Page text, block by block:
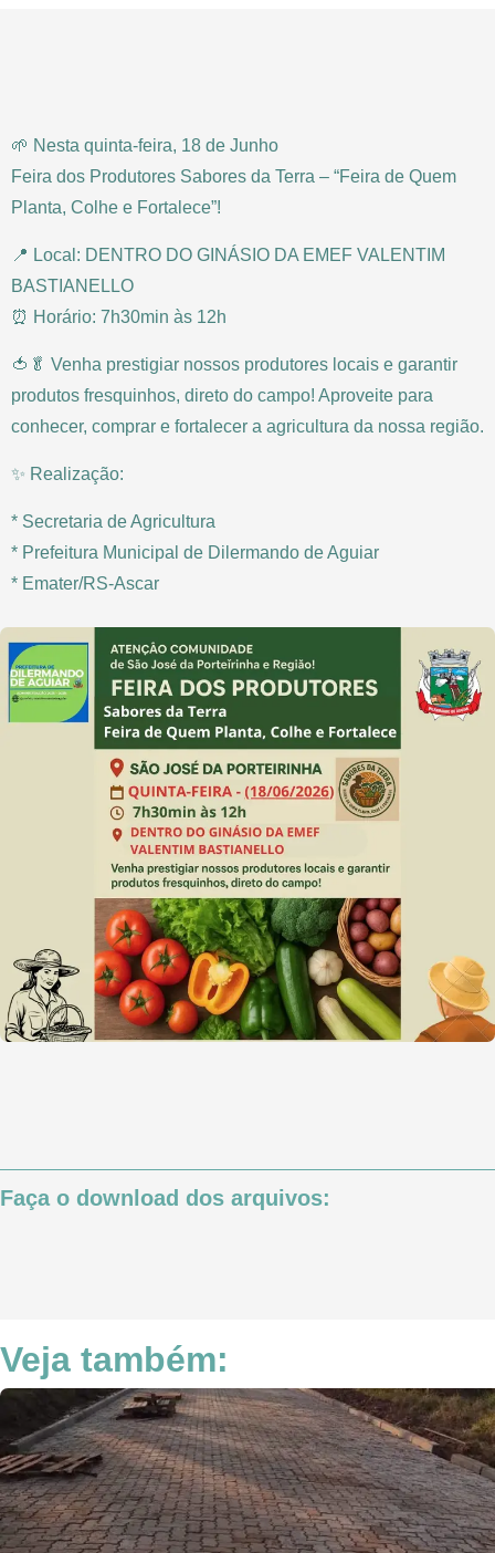
🌱 Nesta quinta-feira, 18 de Junho
Feira dos Produtores Sabores da Terra – “Feira de Quem
Planta, Colhe e Fortalece”!
📍 Local: DENTRO DO GINÁSIO DA EMEF VALENTIM
BASTIANELLO
⏰ Horário: 7h30min às 12h
🍅🥬 Venha prestigiar nossos produtores locais e garantir
produtos fresquinhos, direto do campo! Aproveite para
conhecer, comprar e fortalecer a agricultura da nossa região.
✨ Realização:
* Secretaria de Agricultura
* Prefeitura Municipal de Dilermando de Aguiar
* Emater/RS-Ascar
Faça o download dos arquivos:
Veja também: